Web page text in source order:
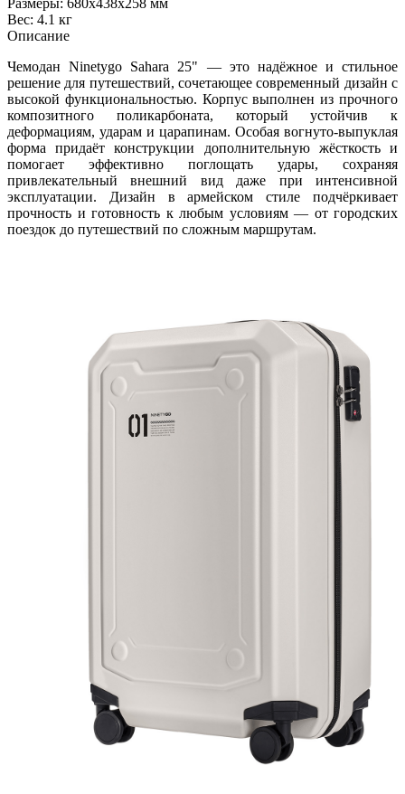
Вес: 4.1 кг
Описание
Чемодан Ninetygo Sahara 25" — это надёжное и стильное
решение для путешествий, сочетающее современный дизайн с
высокой функциональностью. Корпус выполнен из прочного
композитного поликарбоната, который устойчив к
деформациям, ударам и царапинам. Особая вогнуто‑выпуклая
форма придаёт конструкции дополнительную жёсткость и
помогает эффективно поглощать удары, сохраняя
привлекательный внешний вид даже при интенсивной
эксплуатации. Дизайн в армейском стиле подчёркивает
прочность и готовность к любым условиям — от городских
поездок до путешествий по сложным маршрутам.